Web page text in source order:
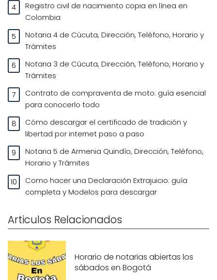
Registro civil de nacimiento copia en línea en
Colombia
Notaria 4 de Cúcuta, Dirección, Teléfono, Horario y
Trámites
Notaria 3 de Cúcuta, Dirección, Teléfono, Horario y
Trámites
Contrato de compraventa de moto: guía esencial
para conocerlo todo
Cómo descargar el certificado de tradición y
libertad por internet paso a paso
Notaria 5 de Armenia Quindío, Dirección, Teléfono,
Horario y Trámites
Como hacer una Declaración Extrajuicio: guía
completa y Modelos para descargar
Articulos Relacionados
Horario de notarias abiertas los
sábados en Bogotá